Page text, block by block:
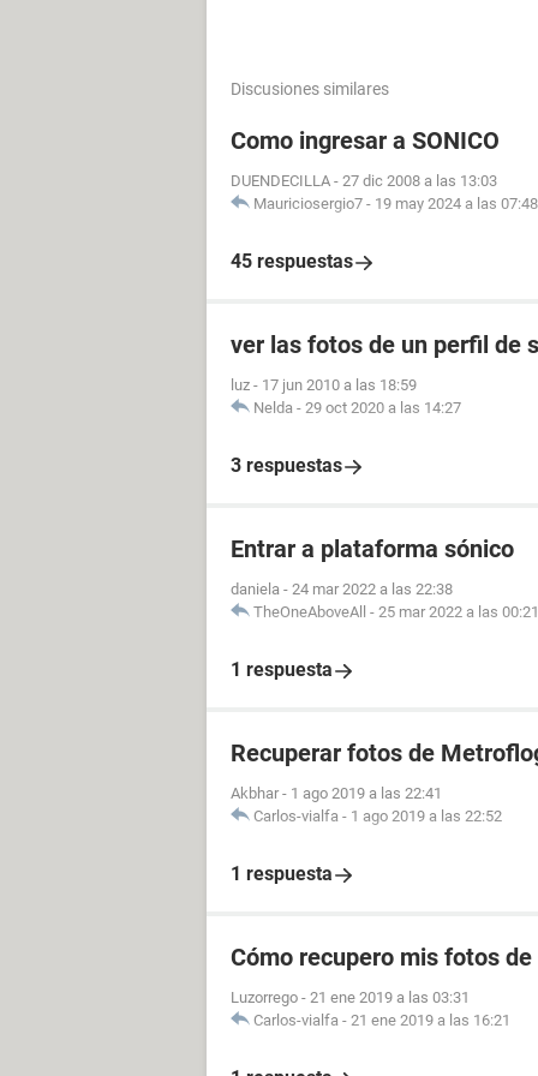
Discusiones similares
Como ingresar a SONICO
DUENDECILLA - 27 dic 2008 a las 13:03
Mauriciosergio7 - 19 may 2024 a las 07:48
45 respuestas
ver las fotos de un perfil de
luz - 17 jun 2010 a las 18:59
Nelda - 29 oct 2020 a las 14:27
3 respuestas
Entrar a plataforma sónico
daniela - 24 mar 2022 a las 22:38
TheOneAboveAll - 25 mar 2022 a las 00:21
1 respuesta
Recuperar fotos de
Akbhar - 1 ago 2019 a las 22:41
Carlos-vialfa - 1 ago 2019 a las 22:52
1 respuesta
Cómo recupero mis fotos
Luzorrego - 21 ene 2019 a las 03:31
Carlos-vialfa - 21 ene 2019 a las 16:21